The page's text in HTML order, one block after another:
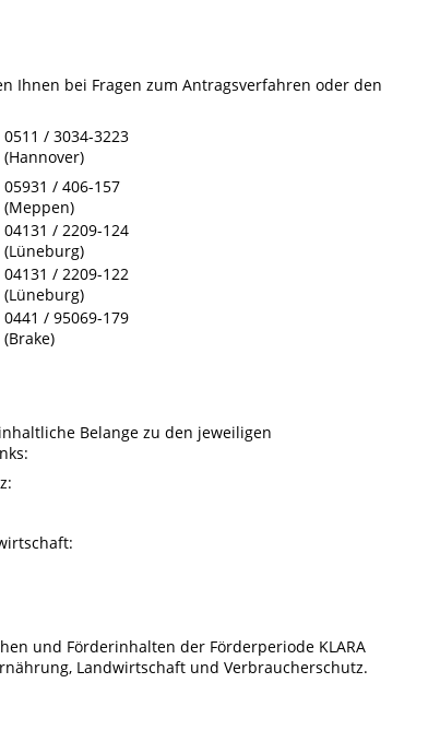
bei Fragen zum Antragsverfahren oder den
0511 / 3034-3223
(Hannover)
05931 / 406-157
(Meppen)
04131 / 2209-124
(Lüneburg)
04131 / 2209-122
(Lüneburg)
0441 / 95069-179
(Brake)
Belange zu den jeweiligen
und Förderinhalten der Förderperiode KLARA
Landwirtschaft und Verbraucherschutz.